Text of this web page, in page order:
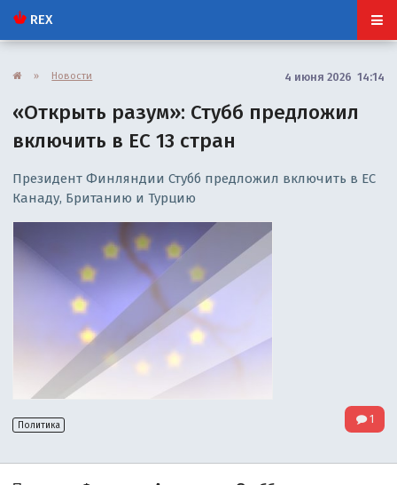
REX
» Новости 4 июня 2026 14:14
«Открыть разум»: Стубб предложил
включить в ЕС 13 стран
Президент Финляндии Стубб предложил включить в ЕС
Канаду, Британию и Турцию
Политика 1